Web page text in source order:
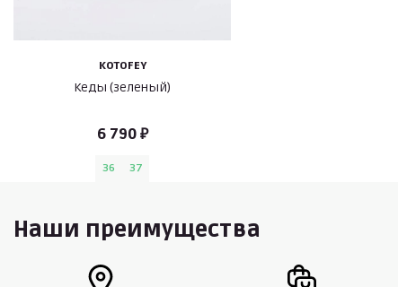
KOTOFEY
Кеды (зеленый)
6 790 ₽
36 37
Наши преимущества